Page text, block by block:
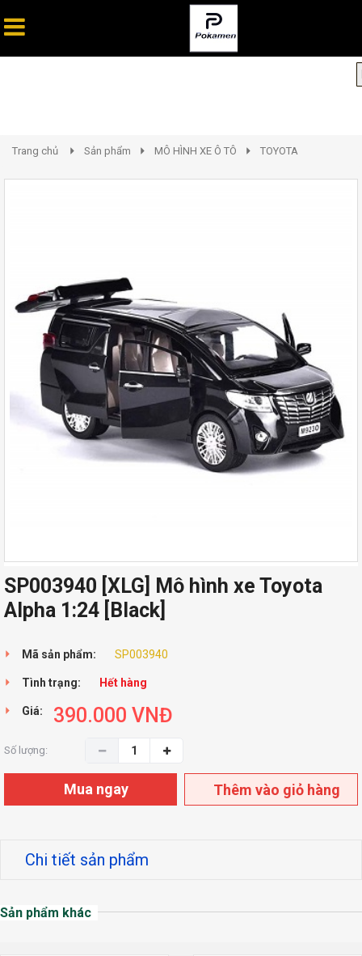
Trang chủ Sản phẩm MÔ HÌNH XE Ô TÔ TOYOTA
SP003940 [XLG] Mô hình xe Toyota
Alpha 1:24 [Black]
Mã sản phẩm: SP003940
Tình trạng: Hết hàng
Giá: 390.000 VNĐ
Số lượng:
Mua ngay Thêm vào giỏ hàng
Chi tiết sản phẩm
Sản phẩm khác